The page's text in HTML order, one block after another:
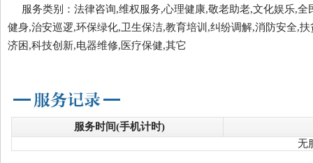
服务类别：法律咨询,维权服务,心理健康,敬老助老,文化娱乐,全
健身,治安巡逻,环保绿化,卫生保洁,教育培训,纠纷调解,消防安全,扶
济困,科技创新,电器维修,医疗保健,其它